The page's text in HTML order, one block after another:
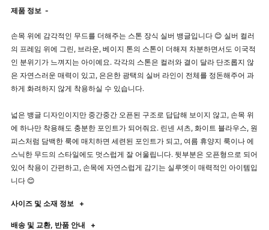
제품 정보 -
손목 위에 감각적인 무드를 더해주는 스톤 장식 실버 뱅글입니다 😊 실버 컬러
의 프레임 위에 그린, 브라운, 베이지 톤의 스톤이 더해져 차분하면서도 이국적
인 분위기가 느껴지는 아이예요. 각각의 스톤은 컬러와 결이 달라 단조롭지 않
은 자연스러운 매력이 있고, 은은한 광택의 실버 라인이 전체를 정돈해주어 과
하게 화려하지 않게 착용하실 수 있습니다.
넓은 뱅글 디자인이지만 중간중간 오픈된 구조로 답답해 보이지 않고, 손목 위
에 하나만 착용해도 충분한 포인트가 되어줘요. 린넨 셔츠, 화이트 블라우스, 원
피스처럼 담백한 룩에 매치하면 세련된 포인트가 되고, 여름 휴양지 룩이나 에
스닉한 무드의 스타일에도 멋스럽게 잘 어울립니다. 뒷부분은 오픈형으로 되어
있어 착용이 간편하고, 손목에 자연스럽게 감기는 실루엣이 매력적인 아이템입
니다 😊
사이즈 및 소재 정보 +
배송 및 교환, 반품 안내 +